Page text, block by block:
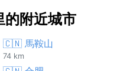
附近城市
🇨🇳 馬鞍山
74 km